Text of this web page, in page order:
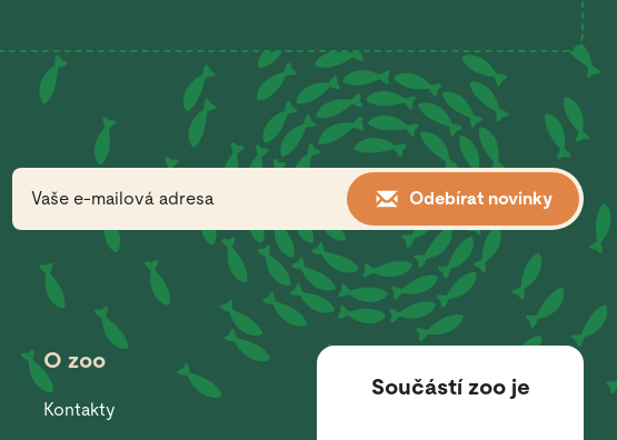
Odebírat novinky
O zoo
Kontakty
Součástí zoo je